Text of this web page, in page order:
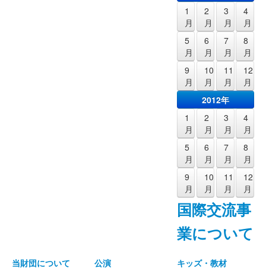
1
月
2
月
3
月
4
月
5
月
6
月
7
月
8
月
9
月
10
月
11
月
12
月
2012年
1
月
2
月
3
月
4
月
5
月
6
月
7
月
8
月
9
月
10
月
11
月
12
月
国際交流事
業について
当財団について
公演
キッズ・教材